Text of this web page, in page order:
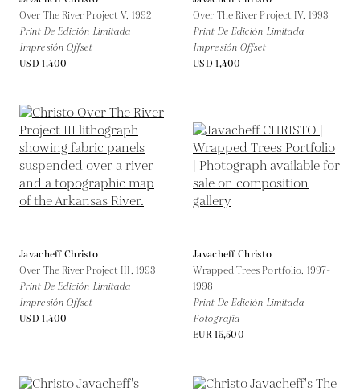
Over The River Project V, 1992
Print De Edición Limitada
Impresión Offset
USD 1,400
Over The River Project IV, 1993
Print De Edición Limitada
Impresión Offset
USD 1,400
Javacheff Christo
Over The River Project III, 1993
Print De Edición Limitada
Impresión Offset
USD 1,400
Javacheff Christo
Wrapped Trees Portfolio, 1997-
1998
Print De Edición Limitada
Fotografía
EUR 15,500